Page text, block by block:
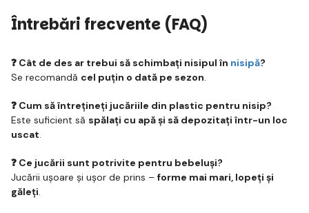
Întrebări frecvente (FAQ)
❓ Cât de des ar trebui să schimbați nisipul în nisipă?
Se recomandă cel puțin o dată pe sezon.
❓ Cum să întrețineți jucăriile din plastic pentru nisip?
Este suficient să spălați cu apă și să depozitați într-un loc
uscat.
❓ Ce jucării sunt potrivite pentru bebeluși?
Jucării ușoare și ușor de prins – forme mai mari, lopeți și
găleți.